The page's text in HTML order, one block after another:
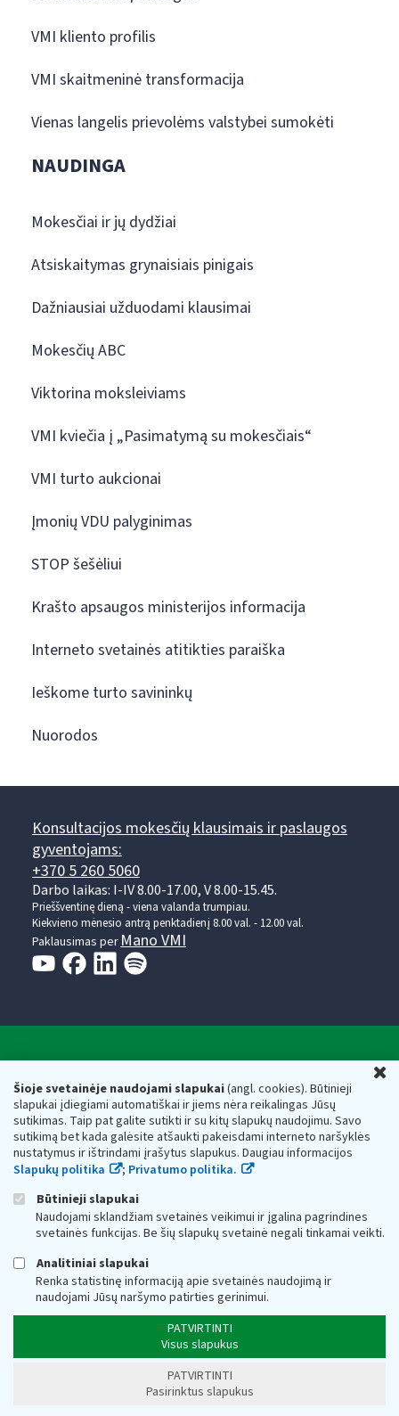
Šioje svetainėje naudojami slapukai(angl. cookies). Būtinieji
slapukai įdiegiami automatiškai ir jiems nėra reikalingas Jūsų
sutikimas. Taip pat galite sutikti ir su kitų slapukų naudojimu. Savo
sutikimą bet kada galėsite atšaukti pakeisdami interneto naršyklės
nustatymus ir ištrindami įrašytus slapukus. Daugiau informacijos
Slapukų politika
; Privatumo politika.
Būtinieji slapukai
Naudojami sklandžiam svetainės veikimui ir įgalina pagrindines
svetainės funkcijas. Be šių slapukų svetainė negali tinkamai veikti.
Analitiniai slapukai
Renka statistinę informaciją apie svetainės naudojimą ir
naudojami Jūsų naršymo patirties gerinimui.
PATVIRTINTI
Visus slapukus
PATVIRTINTI
Pasirinktus slapukus
VMI kliento profilis
VMI skaitmeninė transformacija
Vienas langelis prievolėms valstybei sumokėti
NAUDINGA
Mokesčiai ir jų dydžiai
Atsiskaitymas grynaisiais pinigais
Dažniausiai užduodami klausimai
Mokesčių ABC
Viktorina moksleiviams
VMI kviečia į „Pasimatymą su mokesčiais“
VMI turto aukcionai
Įmonių VDU palyginimas
STOP šešėliui
Krašto apsaugos ministerijos informacija
Interneto svetainės atitikties paraiška
Ieškome turto savininkų
Nuorodos
Konsultacijos mokesčių klausimais ir paslaugos
gyventojams:
+370 5 260 5060
Darbo laikas: I-IV 8.00-17.00, V 8.00-15.45.
Prieššventinę dieną - viena valanda trumpiau.
Kiekvieno mėnesio antrą penktadienį 8.00 val. - 12.00 val.
Paklausimas per Mano VMI
Respublikos finansų ministerijos
Biudžetinė įstaiga. Juridinio asmens kodas — 188659752,
adresas: Vasario 16-osios g. 14, 01107 Vilnius, Lietuva, el.paštas:
vmi@vmi.lt, E. pristatymo dėžutės adresas 188659752
Duomenys apie Valstybinę mokesčių inspekciją prie Lietuvos
Respublikos finansų ministerijos kaupiami ir saugomi Juridinių